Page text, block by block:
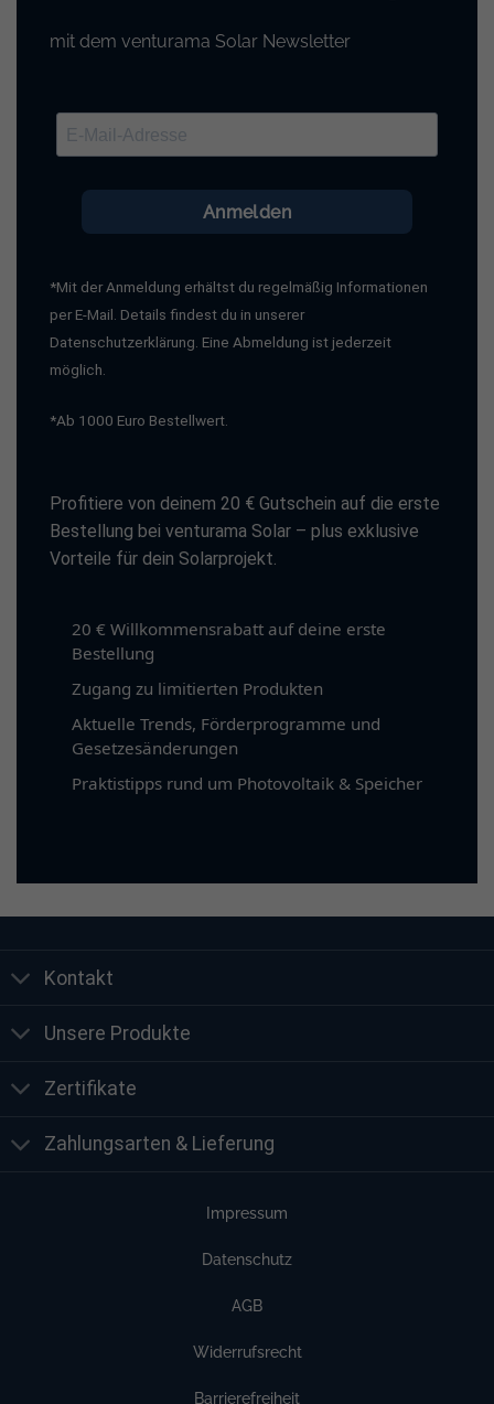
mit dem venturama Solar Newsletter
Anmelden
*Mit der Anmeldung erhältst du regelmäßig Informationen
per E-Mail. Details findest du in unserer
Datenschutzerklärung. Eine Abmeldung ist jederzeit
möglich.
*Ab 1000 Euro Bestellwert.
Profitiere von deinem 20 € Gutschein auf die erste
Bestellung bei venturama Solar – plus exklusive
Vorteile für dein Solarprojekt.
20 € Willkommensrabatt auf deine erste
Bestellung
Zugang zu limitierten Produkten
Aktuelle Trends, Förderprogramme und
Gesetzesänderungen
Praktistipps rund um Photovoltaik & Speicher
Kontakt
Unsere Produkte
Zertifikate
Zahlungsarten & Lieferung
Impressum
Datenschutz
AGB
Widerrufsrecht
Barrierefreiheit